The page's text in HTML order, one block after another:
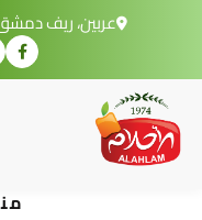
عربين، ريف